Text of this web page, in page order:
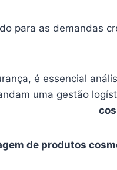
para as demandas
é essencial
uma gestão
de produtos